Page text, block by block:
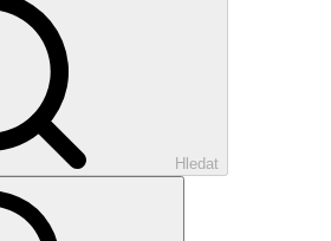
Hledat